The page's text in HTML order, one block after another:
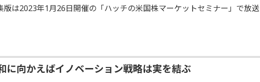
版は2023年1月26日開催の「ハッチの米国株マーケットセミナー」で放送
に向かえばイノベーション戦略は実を結ぶ